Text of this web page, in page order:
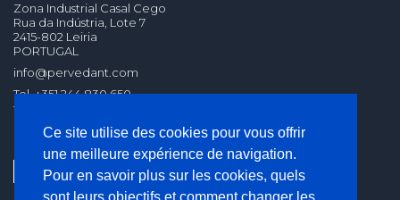
Ce site utilise des cookies pour vous offrir
une meilleure expérience de navigation.
Pour en savoir plus sur les cookies, quels
Zona Industrial Casal Cego
Rua da Indústria, Lote 7
2415-802 Leiria
PORTUGAL
info@pervedant.com
Tel. +351 244 830 650
fax. +351 244 830 659
Fixa Nacional)